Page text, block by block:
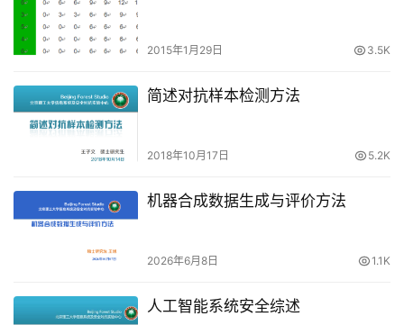
2015年1月29日 3.5K
简述对抗样本检测方法
2018年10月17日 5.2K
机器合成数据生成与评价方法
2026年6月8日 1.1K
人工智能系统安全综述